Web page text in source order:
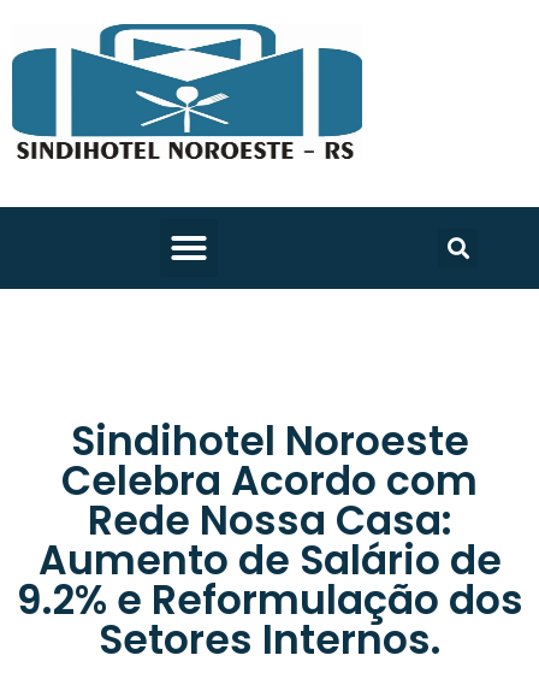
Sindihotel Noroeste
Celebra Acordo com
Rede Nossa Casa:
Aumento de Salário de
9.2% e Reformulação dos
Setores Internos.